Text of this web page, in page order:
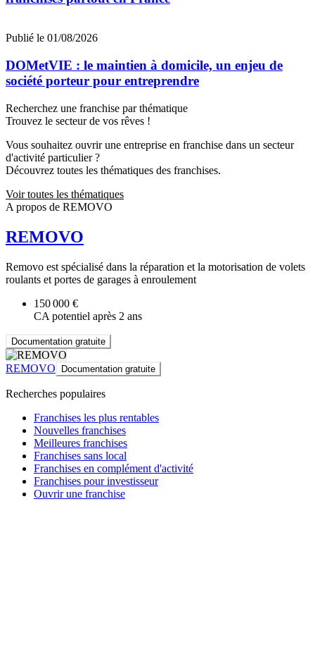
Publié le 01/08/2026
DOMetVIE : le maintien à domicile, un enjeu de
société porteur pour entreprendre
Recherchez une franchise par thématique
Trouvez le secteur de vos rêves !
Vous souhaitez ouvrir une entreprise en franchise dans un secteur
d'activité particulier ?
Découvrez toutes les thématiques des franchises.
Voir toutes les thématiques
A propos de REMOVO
REMOVO
Removo est spécialisé dans la réparation et la motorisation de volets
roulants et portes de garages à enroulement
150 000 €
CA potentiel après 2 ans
Documentation gratuite
REMOVO Documentation gratuite
Recherches populaires
Franchises les plus rentables
Nouvelles franchises
Meilleures franchises
Franchises sans local
Franchises en complément d'activité
Franchises pour investisseur
Ouvrir une franchise